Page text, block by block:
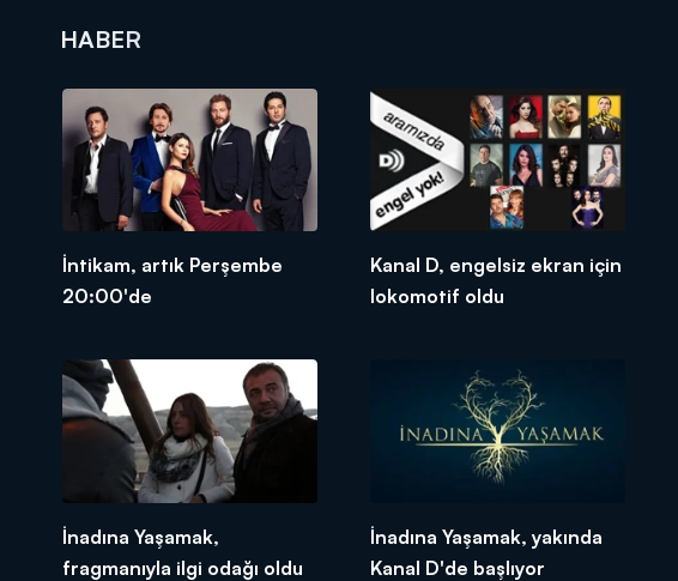
DİĞER SONUÇLAR
HABER
İntikam, artık Perşembe
20:00'de
Kanal D, engelsiz ekran için
lokomotif oldu
İnadına Yaşamak,
fragmanıyla ilgi odağı oldu
İnadına Yaşamak, yakında
Kanal D'de başlıyor